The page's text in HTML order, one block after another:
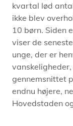
kvartal lød
ikke blev
10 børn. Siden
viser de
unge, der er
gennemsnittet
endnu højere,
Hovedstaden